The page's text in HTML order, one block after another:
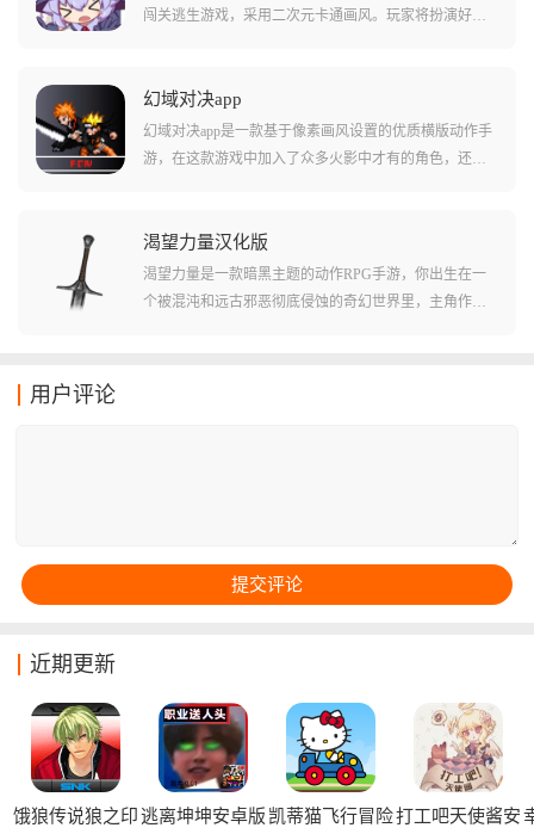
说需要自己拼凑内容!
闯关逃生游戏，采用二次元卡通画风。玩家将扮演好奇
后触手怪鱼的追击。游戏共有六个关卡，每个关卡都有
独特的怪物和攻击方式，玩家需要操控角色在狭窄洞窟
中不断前进，通过不断加点提高抗性与速度，解锁更多
幻域对决app
幻域对决app是一款基于像素画风设置的优质横版动作手
游，在这款游戏中加入了众多火影中才有的角色，还有
轻松的搓出一系列不同的技能和大招，让玩家们的战斗
力提升很多!游戏还支持多人联机战斗和局域网战斗等多
种模式，让您能够和好友一起切磋技术!
渴望力量汉化版
渴望力量是一款暗黑主题的动作RPG手游，你出生在一
个被混沌和远古邪恶彻底侵蚀的奇幻世界里，主角作为
用户评论
近期更新
饿狼传说狼之印逃离坤坤安卓版 凯蒂猫飞行冒险打工吧天使酱安